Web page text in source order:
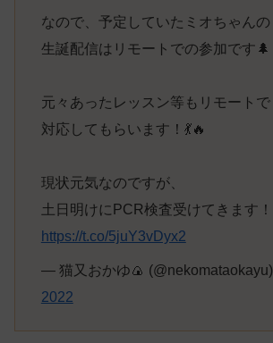
なので、予定していたミオちゃんの
生誕配信はリモートでの参加です🌲
元々あったレッスン等もリモートで
対応してもらいます！💃🔥
現状元気なのですが、
土日明けにPCR検査受けてきます！
https://t.co/5juY3vDyx2
— 猫又おかゆ🍙 (@nekomataokayu)
2022